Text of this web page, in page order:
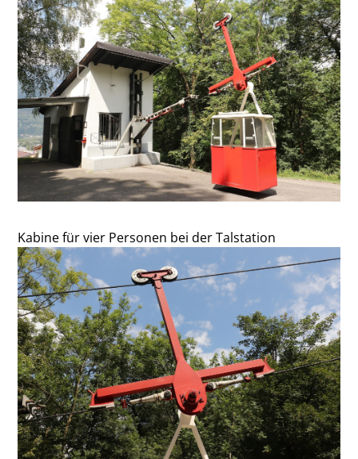
Kabine für vier Personen bei der Talstation